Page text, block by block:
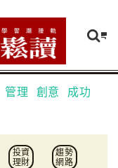
管理 創意 成功
投資
理財
趨勢
網路